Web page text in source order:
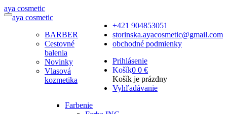
aya cosmetic
+421 904853051
storinska.ayacosmetic@gmail.com
obchodné podmienky
Prihlásenie
Košík0 0 €
Košík je prázdny
Vyhľadávanie
aya cosmetic
BARBER
Cestovné
balenia
Novinky
Vlasová
kozmetika
Farbenie